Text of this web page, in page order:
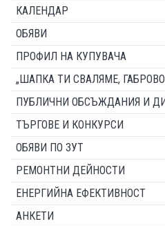
КАЛЕНДАР
ОБЯВИ
ПРОФИЛ НА КУПУВАЧА
„ШАПКА ТИ СВАЛЯМЕ,
ПУБЛИЧНИ ОБСЪЖДАНИЯ И
ТЪРГОВЕ И КОНКУРСИ
ОБЯВИ ПО ЗУТ
РЕМОНТНИ ДЕЙНОСТИ
ЕНЕРГИЙНА ЕФЕКТИВНОСТ
АНКЕТИ